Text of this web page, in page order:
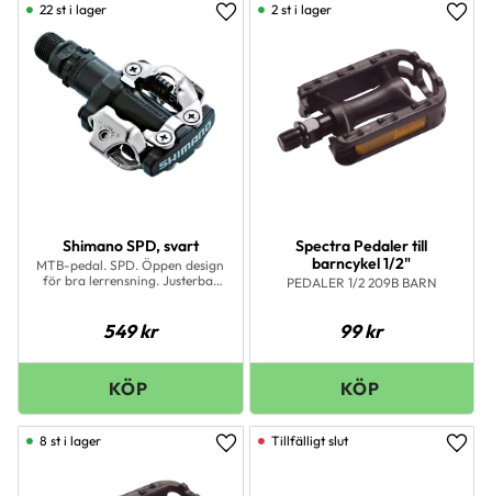
Shimano SPD, svart
MTB-pedal. SPD. Öppen design
för bra lerrensning. Justerbar
pålitlig funktion.
549kr
Lägg till i favoriter
22 st i lager
Spectra Pedaler till
barncykel 1/2"
PEDALER 1/2 209B BARN
99kr
2 st i lager
Lägg till i favoriter
8 st i lager